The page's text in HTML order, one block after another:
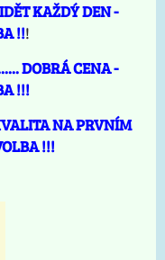
KAŽDÝ DEN -
!!!
DOBRÁ CENA -
!!!
NA PRVNÍM
!!!